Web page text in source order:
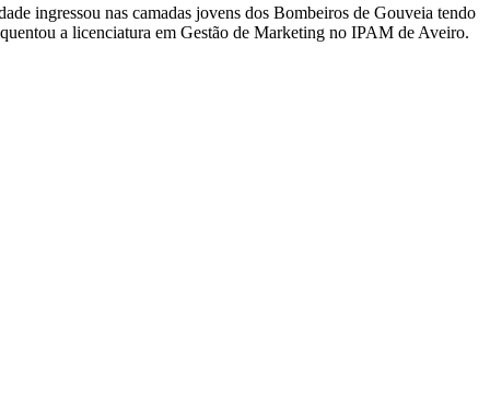
ingressou nas camadas jovens dos Bombeiros de Gouveia tendo
a licenciatura em Gestão de Marketing no IPAM de Aveiro.